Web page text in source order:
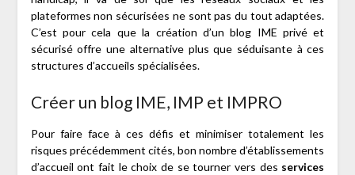
plateformes non sécurisées ne sont pas du tout adaptées.
C’est pour cela que la création d’un blog IME privé et
sécurisé offre une alternative plus que séduisante à ces
structures d’accueils spécialisées.
Créer un blog IME, IMP et IMPRO
Pour faire face à ces défis et minimiser totalement les
risques précédemment cités, bon nombre d’établissements
d’accueil ont fait le choix de se tourner vers des services